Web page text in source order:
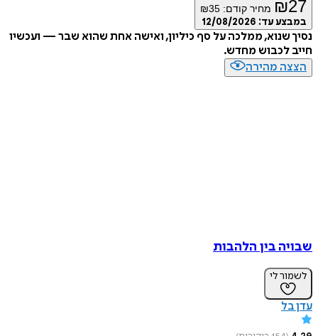
₪ מחיר קודם: ₪35
עד:12/08/2026
שנוא, ממלכה על סף כיליון, ואישה אחת שהוא שבר — ועכשיו
לכבוש מחדש.
מהירה
בין הלהבות
לי